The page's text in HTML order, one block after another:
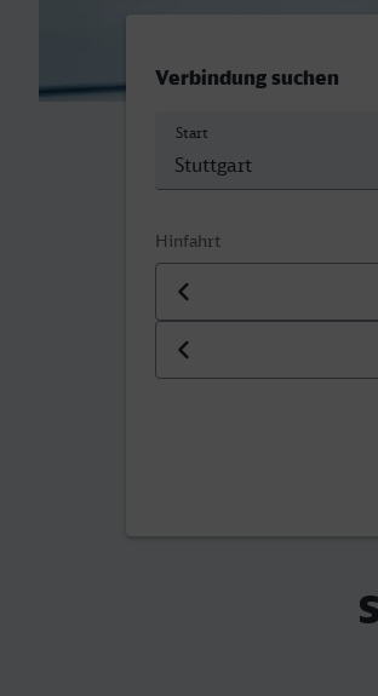
Verbindung suchen
Start
Hinfahrt
Datum der Hinfahrt
Uhrzeit der Hinfahrt